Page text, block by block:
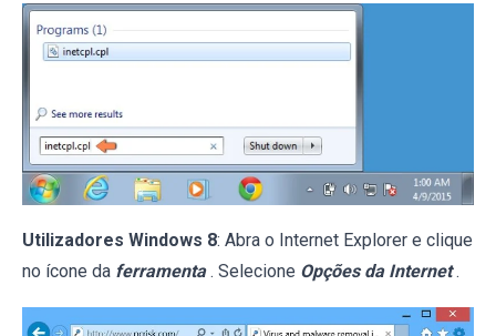
Utilizadores Windows 8: Abra o Internet Explorer e clique
no ícone da ferramenta . Selecione Opções da Internet .